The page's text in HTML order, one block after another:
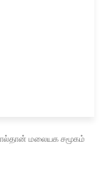
மலையக சமூகம்